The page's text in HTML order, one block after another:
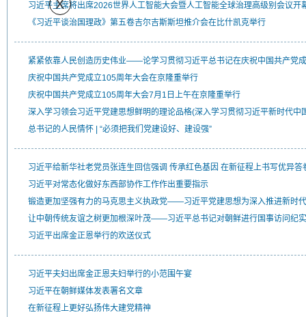
习近平主席将出席2026世界人工智能大会暨人工智能全球治理高级别会议开
《习近平谈治国理政》第五卷吉尔吉斯斯坦推介会在比什凯克举行
紧紧依靠人民创造历史伟业——论学习贯彻习近平总书记在庆祝中国共产党
庆祝中国共产党成立105周年大会在京隆重举行
庆祝中国共产党成立105周年大会7月1日上午在京隆重举行
深入学习领会习近平党建思想鲜明的理论品格(深入学习贯彻习近平新时代中
总书记的人民情怀 | “必须把我们党建设好、建设强”
习近平给新华社老党员张连生回信强调 传承红色基因 在新征程上书写优异答
习近平对常态化做好东西部协作工作作出重要指示
锻造更加坚强有力的马克思主义执政党——习近平党建思想为深入推进新时
让中朝传统友谊之树更加根深叶茂——习近平总书记对朝鲜进行国事访问纪实
习近平出席金正恩举行的欢送仪式
习近平夫妇出席金正恩夫妇举行的小范围午宴
习近平在朝鲜媒体发表署名文章
在新征程上更好弘扬伟大建党精神